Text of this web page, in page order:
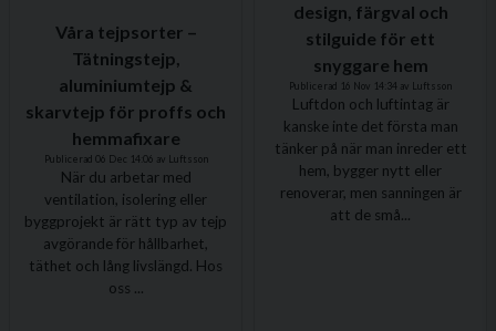
Våra tejpsorter –
Tätningstejp,
aluminiumtejp &
skarvtejp för proffs och
hemmafixare
Publicerad 06 Dec 14:06 av Luftsson
När du arbetar med
ventilation, isolering eller
byggprojekt är rätt typ av tejp
avgörande för hållbarhet,
täthet och lång livslängd. Hos
oss ...
design, färgval och
stilguide för ett
snyggare hem
Publicerad 16 Nov 14:34 av Luftsson
Luftdon och luftintag är
kanske inte det första man
tänker på när man inreder ett
hem, bygger nytt eller
renoverar, men sanningen är
att de små...